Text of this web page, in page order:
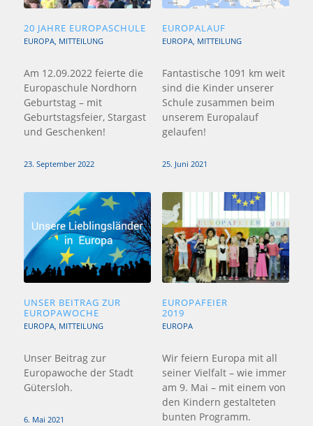
20 JAHRE EUROPASCHULE
EUROPA, MITTEILUNG
Am 12.09.2022 feierte die
Europaschule Nordhorn
Geburtstag – mit
Geburtstagsfeier, Stargast
und Geschenken!
23. September 2022
EUROPALAUF
EUROPA, MITTEILUNG
Fantastische 1091 km weit
sind die Kinder unserer
Schule zusammen beim
unserem Europalauf
gelaufen!
25. Juni 2021
UNSER BEITRAG ZUR
EUROPAWOCHE
EUROPA, MITTEILUNG
Unser Beitrag zur
Europawoche der Stadt
Gütersloh.
6. Mai 2021
EUROPAFEIER
2019
EUROPA
Wir feiern Europa mit all
seiner Vielfalt – wie immer
am 9. Mai – mit einem von
den Kindern gestalteten
bunten Programm.